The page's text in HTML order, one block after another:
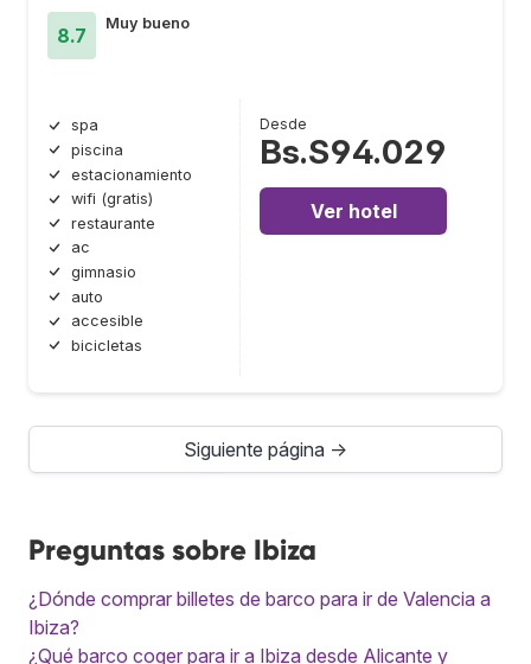
8.7
Muy bueno
spa
piscina
estacionamiento
wifi (gratis)
restaurante
ac
gimnasio
auto
accesible
bicicletas
Desde
Bs.S94.029
Ver hotel
Siguiente página →
Preguntas sobre Ibiza
¿Dónde comprar billetes de barco para ir de Valencia a
Ibiza?
¿Qué barco coger para ir a Ibiza desde Alicante y